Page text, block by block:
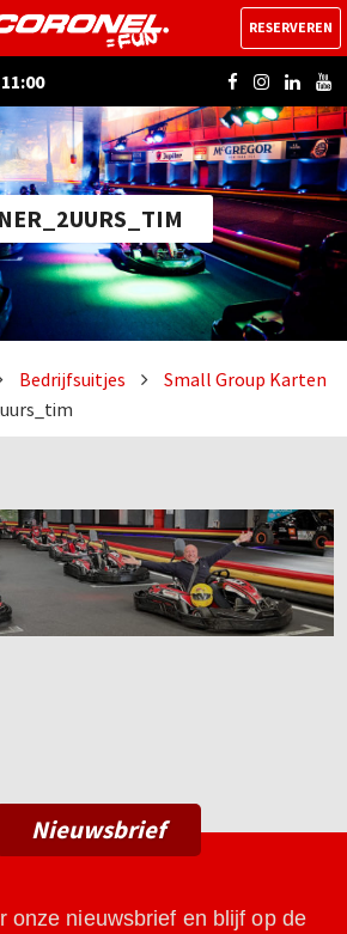
RESERVEREN
Bedrijfsuitjes
Small Group Karten
Nieuwsbrief